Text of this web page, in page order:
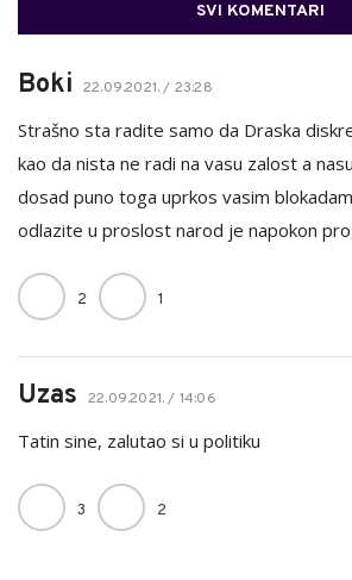
SVI KOMENTARI
Boki 22.09.2021. / 23:28
Strašno sta radite samo da Draska
kao da nista ne radi na vasu zalost a
dosad puno toga uprkos vasim
odlazite u proslost narod je napokon
2 1
Uzas 22.09.2021. / 14:06
Tatin sine, zalutao si u politiku
3 2